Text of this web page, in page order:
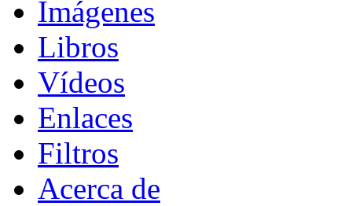
Imágenes
Libros
Vídeos
Enlaces
Filtros
Acerca de